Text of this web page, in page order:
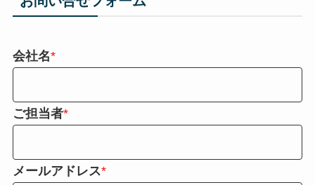
会社名*
ご担当者*
メールアドレス*